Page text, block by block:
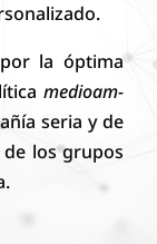
la óp­ti­ma
me­di­o­am­
se­ri­a y de
los gru­pos